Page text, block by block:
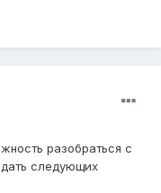
разобраться с
следующих